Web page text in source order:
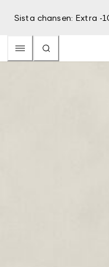
Sista chansen: Extra -